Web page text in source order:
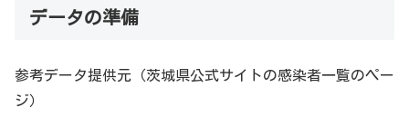
データの準備
参考データ提供元（茨城県公式サイトの感染者一覧のペー
ジ）